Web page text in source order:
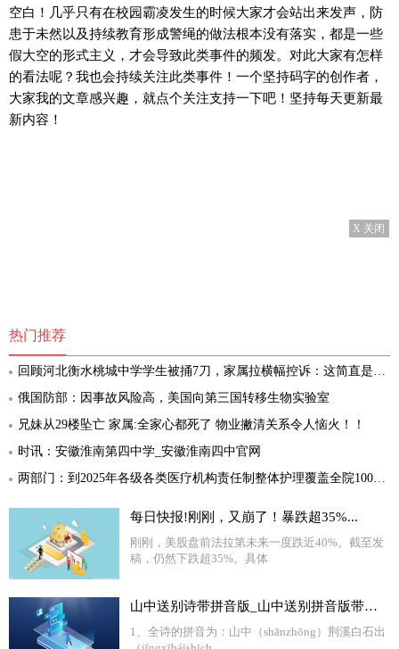
空白！几乎只有在校园霸凌发生的时候大家才会站出来发声，防
患于未然以及持续教育形成警绳的做法根本没有落实，都是一些
假大空的形式主义，才会导致此类事件的频发。对此大家有怎样
的看法呢？我也会持续关注此类事件！一个坚持码字的创作者，
大家我的文章感兴趣，就点个关注支持一下吧！坚持每天更新最
新内容！
X 关闭
热门推荐
回顾河北衡水桃城中学学生被捅7刀，家属拉横幅控诉：这简直是谋杀-世界快播报
俄国防部：因事故风险高，美国向第三国转移生物实验室
兄妹从29楼坠亡 家属:全家心都死了 物业撇清关系令人恼火！！
时讯：安徽淮南第四中学_安徽淮南四中官网
两部门：到2025年各级各类医疗机构责任制整体护理覆盖全院100%病区
每日快报!刚刚，又崩了！暴跌超35%...
刚刚，美股盘前法拉第未来一度跌近40%。截至发
稿，仍然下跌超35%。具体
山中送别诗带拼音版_山中送别拼音版带拼音 天天新要闻
1、全诗的拼音为：山中（shānzhōng）荆溪白石出